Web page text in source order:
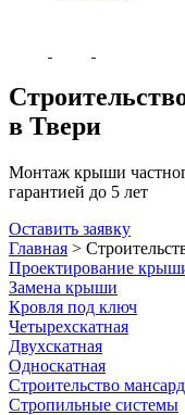
в Твери
Монтаж крыши
гарантией до 5 лет
Оставить заявку
Главная >
Проектирование
Замена крыши
Кровля под ключ
Четырехскатная
Двухскатная
Односкатная
Строительство
Стропильные системы